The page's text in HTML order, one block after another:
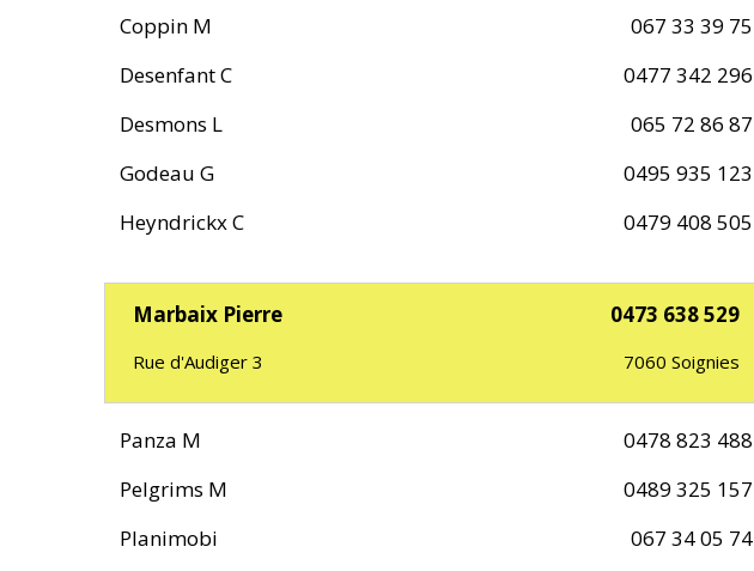
Coppin M
067 33 39 75
Desenfant C
0477 342 296
Desmons L
065 72 86 87
Godeau G
0495 935 123
Heyndrickx C
0479 408 505
Marbaix Pierre 0473 638 529
Rue d'Audiger 3 7060 Soignies
Panza M
0478 823 488
Pelgrims M
0489 325 157
Planimobi
067 34 05 74